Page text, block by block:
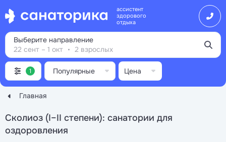
ассистент
здорового
отдыха
Главная
Выберите направление
22 сент – 1 окт
2 взрослых
Сколиоз (I–II степени): санатории для
оздоровления
1 Популярные Цена